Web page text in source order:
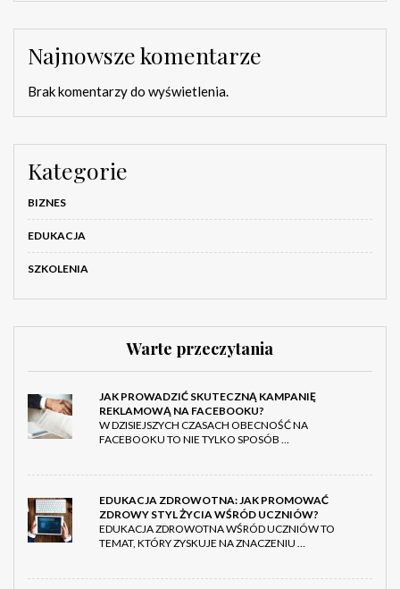
Najnowsze komentarze
Brak komentarzy do wyświetlenia.
Kategorie
BIZNES
EDUKACJA
SZKOLENIA
Warte przeczytania
JAK PROWADZIĆ SKUTECZNĄ KAMPANIĘ
REKLAMOWĄ NA FACEBOOKU?
W DZISIEJSZYCH CZASACH OBECNOŚĆ NA
FACEBOOKU TO NIE TYLKO SPOSÓB …
EDUKACJA ZDROWOTNA: JAK PROMOWAĆ
ZDROWY STYL ŻYCIA WŚRÓD UCZNIÓW?
EDUKACJA ZDROWOTNA WŚRÓD UCZNIÓW TO
TEMAT, KTÓRY ZYSKUJE NA ZNACZENIU …